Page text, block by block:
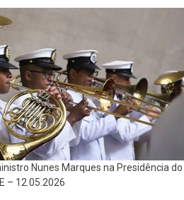
Nunes Marques na Presidência do
– 12.05.2026